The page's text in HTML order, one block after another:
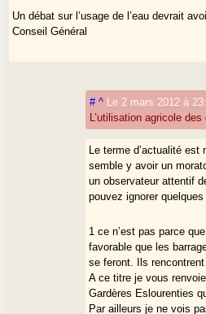
Un débat sur l’usage de l’eau devrait
Conseil Général
# ^
Le 2 mars 2012 à
L’utilisation agricole
Le terme d’actualité
semble y avoir un
un observateur attentif
pouvez ignorer
1 ce n’est pas parce
favorable que les
se feront. Ils
A ce titre je vous
Gardères Eslourenties
Par ailleurs je ne vois